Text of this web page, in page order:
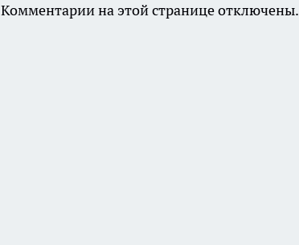
Комментарии на этой странице отключены.